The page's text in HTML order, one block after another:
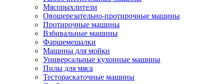
Мясорыхлители
Овощерезательно-протирочные машины
Протирочные машины
Взбивальные машины
Фаршемешалки
Машины для мойки
Универсальные кухонные машины
Пилы для мяса
Тестораскаточные машины